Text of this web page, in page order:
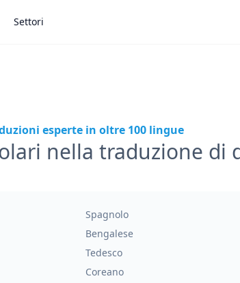
Settori
esperte in oltre 100 lingue
nella traduzione di
Spagnolo
Bengalese
Tedesco
Coreano